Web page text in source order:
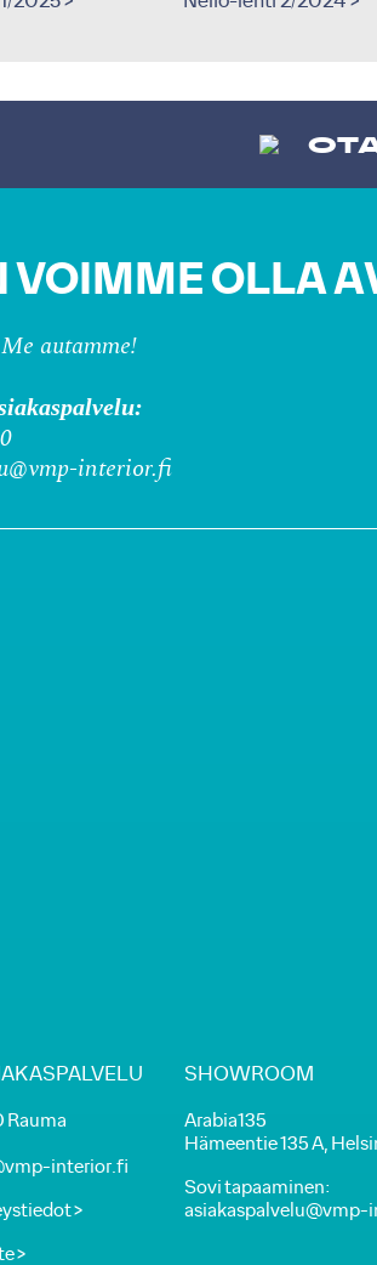
VOIMME OLLA
autamme!
interior.fi
Rauma
interior.fi
>
>
SHOWROOM
Arabia135
Hämeentie 135 A,
Sovi tapaaminen:
asiakaspalvelu@vmp-